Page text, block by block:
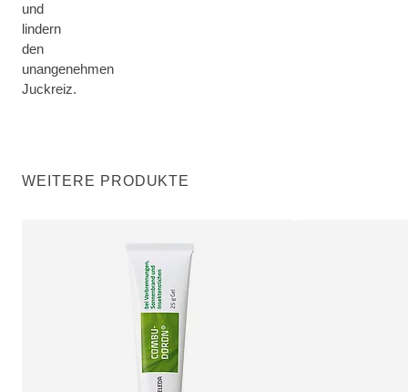
und
lindern
den
unangenehmen
Juckreiz.
WEITERE PRODUKTE